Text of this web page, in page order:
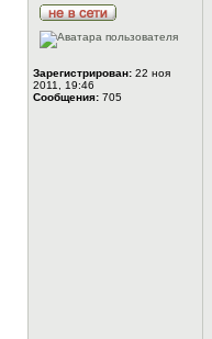
Зарегистрирован: 22 ноя
2011, 19:46
Сообщения: 705